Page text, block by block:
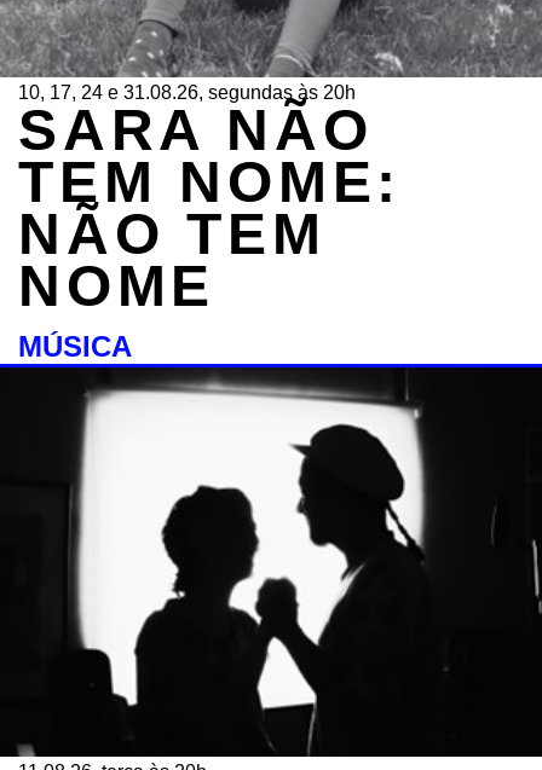
10, 17, 24 e 31.08.26, segundas às 20h
SARA NÃO
TEM NOME:
NÃO TEM
NOME
MÚSICA